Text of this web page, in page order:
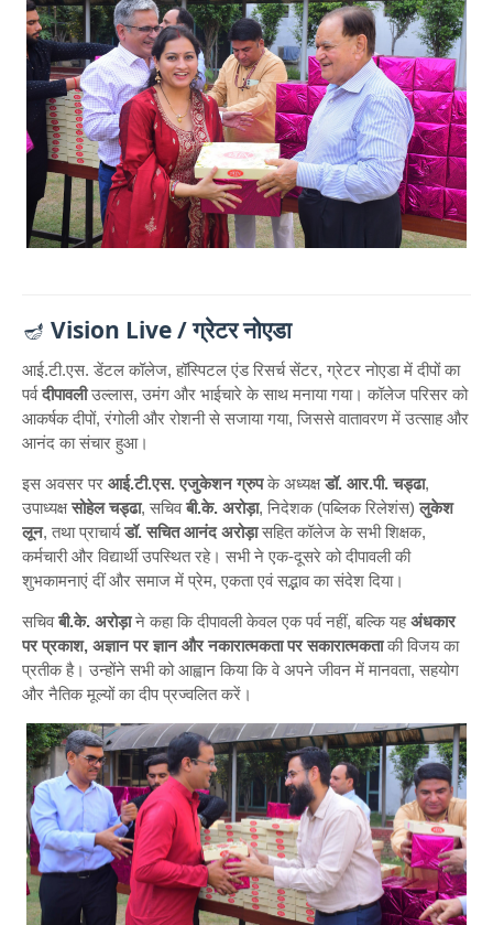
🪔 Vision Live / ग्रेटर नोएडा
आई.टी.एस. डेंटल कॉलेज, हॉस्पिटल एंड रिसर्च सेंटर, ग्रेटर नोएडा में दीपों का
पर्वदीपावलीउल्लास, उमंग और भाईचारे के साथ मनाया गया। कॉलेज परिसर को
आकर्षक दीपों, रंगोली और रोशनी से सजाया गया, जिससे वातावरण में उत्साह और
आनंद का संचार हुआ।
इस अवसर पर आई.टी.एस. एजुकेशन ग्रुपके अध्यक्षडॉ. आर.पी. चड्ढा,
उपाध्यक्षसोहेल चड्ढा, सचिवबी.के. अरोड़ा, निदेशक (पब्लिक रिलेशंस) लुकेश
लून, तथा प्राचार्यडॉ. सचित आनंद अरोड़ासहित कॉलेज के सभी शिक्षक,
कर्मचारी और विद्यार्थी उपस्थित रहे। सभी ने एक-दूसरे को दीपावली की
शुभकामनाएं दीं और समाज में प्रेम, एकता एवं सद्भाव का संदेश दिया।
सचिवबी.के. अरोड़ाने कहा कि दीपावली केवल एक पर्व नहीं, बल्कि यहअंधकार
पर प्रकाश, अज्ञान पर ज्ञान और नकारात्मकता पर सकारात्मकताकी विजय का
प्रतीक है। उन्होंने सभी को आह्वान किया कि वे अपने जीवन में मानवता, सहयोग
और नैतिक मूल्यों का दीप प्रज्वलित करें।